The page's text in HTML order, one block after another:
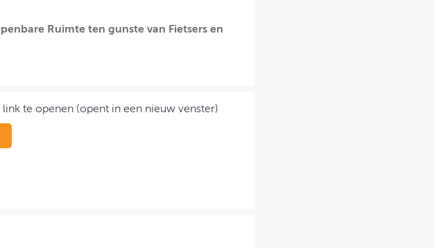
Ruimte ten gunste van Fietsers en
te openen (opent in een nieuw venster)